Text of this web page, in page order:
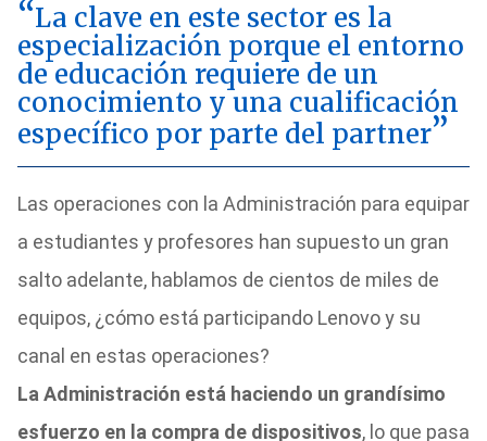
La clave en este sector es la
especialización porque el entorno
de educación requiere de un
conocimiento y una cualificación
específico por parte del partner
Las operaciones con la Administración para equipar
a estudiantes y profesores han supuesto un gran
salto adelante, hablamos de cientos de miles de
equipos, ¿cómo está participando Lenovo y su
canal en estas operaciones?
La Administración está haciendo un grandísimo
esfuerzo en la compra de dispositivos, lo que pasa